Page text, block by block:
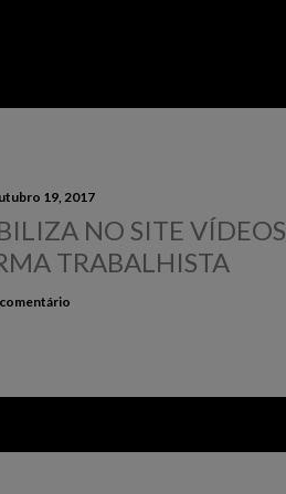
19, 2017
NO SITE VÍDEOS
TRABALHISTA